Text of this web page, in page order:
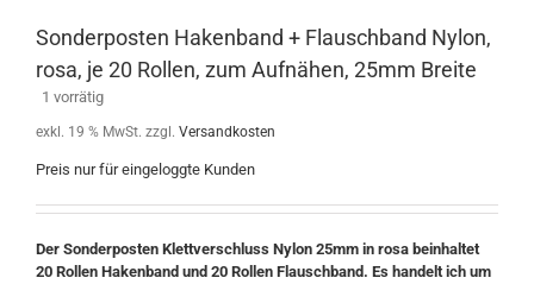
Sonderposten Hakenband + Flauschband Nylon,
rosa, je 20 Rollen, zum Aufnähen, 25mm Breite
1 vorrätig
exkl. 19 % MwSt. zzgl. Versandkosten
Preis nur für eingeloggte Kunden
Der Sonderposten Klettverschluss Nylon 25mm in rosa beinhaltet
20 Rollen Hakenband und 20 Rollen Flauschband. Es handelt ich um